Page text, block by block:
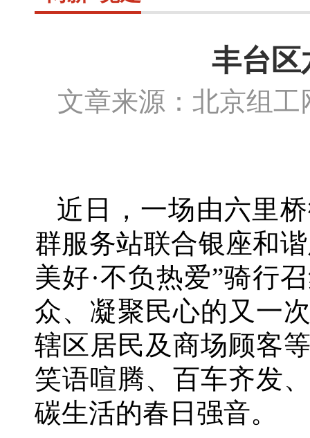
丰台区
文章来源：北京
近日，一场由六里
群服务站联合银座和
美好·不负热爱”骑行
众、凝聚民心的又一
辖区居民及商场顾客
笑语喧腾、百车齐发
碳生活的春日强音。